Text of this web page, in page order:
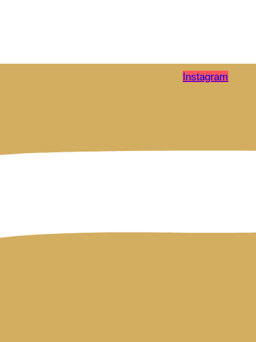
Instagram